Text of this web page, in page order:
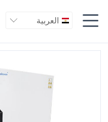
العربية  